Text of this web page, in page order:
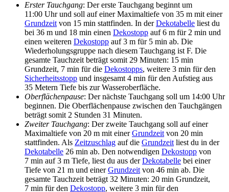
Erster Tauchgang: Der erste Tauchgang beginnt um
11:00 Uhr und soll auf einer Maximaltiefe von 35 m mit einer
Grundzeitvon 15 min stattfinden. In derDekotabelle liest du
bei 36 m und 18 min einen Dekostopp auf 6 m für 2 min und
einen weiteren Dekostopp auf 3 m für 5 min ab. Die
Wiederholungsgruppe nach diesem Tauchgang ist F. Die
gesamte Tauchzeit beträgt somit 29 Minuten: 15 min
Grundzeit, 7 min für die Dekostopps, weitere 3 min für den
Sicherheitsstopp und insgesamt 4 min für den Aufstieg aus
35 Metern Tiefe bis zur Wasseroberfläche.
Oberflächenpause: Der nächste Tauchgang soll um 14:00 Uhr
beginnen. Die Oberflächenpause zwischen den Tauchgängen
beträgt somit 2 Stunden 31 Minuten.
Zweiter Tauchgang: Der zweite Tauchgang soll auf einer
Maximaltiefe von 20 m mit einerGrundzeitvon 20 min
stattfinden. Als Zeitzuschlag auf die Grundzeitliest du in der
Dekotabelle 26 min ab. Den notwendigen Dekostopp von
7 min auf 3 m Tiefe, liest du aus derDekotabelle bei einer
Tiefe von 21 m und einerGrundzeitvon 46 min ab. Die
gesamte Tauchzeit beträgt 32 Minuten: 20 min Grundzeit,
7 min für den Dekostopp, weitere 3 min für den